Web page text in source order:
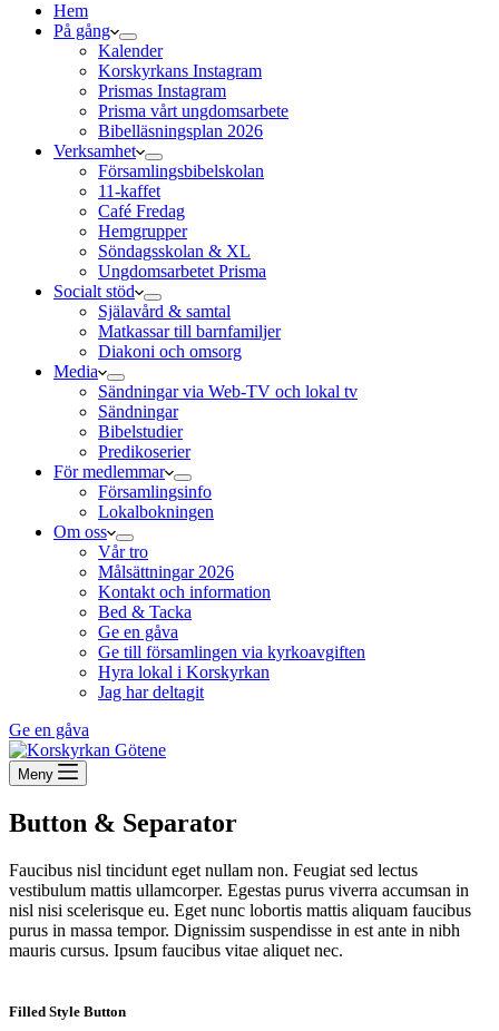
Hem
På gång
Kalender
Korskyrkans Instagram
Prismas Instagram
Prisma vårt ungdomsarbete
Bibelläsningsplan 2026
Verksamhet
Församlingsbibelskolan
11-kaffet
Café Fredag
Hemgrupper
Söndagsskolan & XL
Ungdomsarbetet Prisma
Socialt stöd
Själavård & samtal
Matkassar till barnfamiljer
Diakoni och omsorg
Media
Sändningar via Web-TV och lokal tv
Sändningar
Bibelstudier
Predikoserier
För medlemmar
Församlingsinfo
Lokalbokningen
Om oss
Vår tro
Målsättningar 2026
Kontakt och information
Bed & Tacka
Ge en gåva
Ge till församlingen via kyrkoavgiften
Hyra lokal i Korskyrkan
Jag har deltagit
Ge en gåva
Meny
Button & Separator
Faucibus nisl tincidunt eget nullam non. Feugiat sed lectus
vestibulum mattis ullamcorper. Egestas purus viverra accumsan in
nisl nisi scelerisque eu. Eget nunc lobortis mattis aliquam faucibus
purus in massa tempor. Dignissim suspendisse in est ante in nibh
mauris cursus. Ipsum faucibus vitae aliquet nec.
Filled Style Button